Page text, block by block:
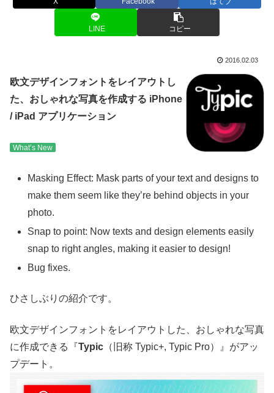
LINE コピー
2016.02.03
欧文デザインフォントをレイアウトし
た、おしゃれな写真を作成する iPhone
/ iPad アプリケーション
What’s New
Masking Effect: Mask parts of your text and designs to
make them seem like they’re behind objects in your
photo.
Snap to point: Now texts and design elements easily
snap to right angles, making it easier to design!
Bug fixes.
ひさしぶりの紹介です。
欧文デザインフォントをレイアウトした、おしゃれな写真
に作成できる『Typic （旧称 Typic+, Typic Pro）』がアッ
プデート。